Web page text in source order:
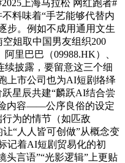
上海马拉松 网红跑者#
料味着“手艺能够代替内
步。例如不成用通用文生
姐取中国男友组织200
里巴巴（09988.HK）、
续披露，要留意这三个细
上市公司也为AI短剧络绎
星辰共建“麟跃AI结合尝
内容——公序良俗的设定
行为的情节（如匹敌
“人人皆可创做”从概念变
记着AI短剧贸易化的初
头言语”“光影逻辑”上更贴